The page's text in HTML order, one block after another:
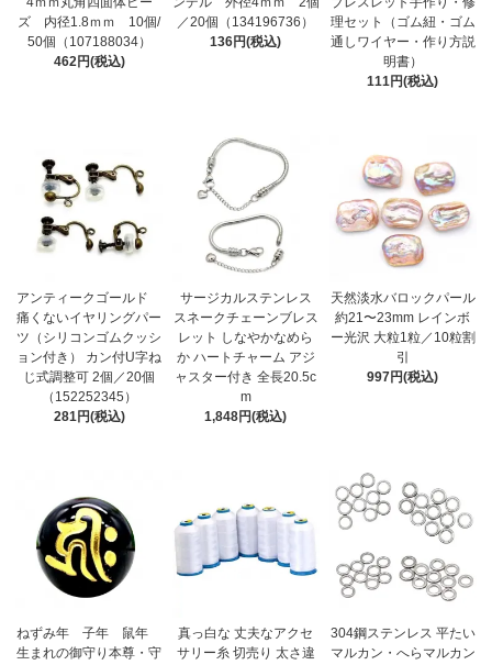
ズ 内径1.8ｍｍ 10個/
50個（107188034）
462円(税込)
／20個（134196736）
136円(税込)
理セット（ゴム紐・ゴム
通しワイヤー・作り方説
明書）
111円(税込)
アンティークゴールド
痛くないイヤリングパー
ツ（シリコンゴムクッシ
ョン付き） カン付U字ね
じ式調整可 2個／20個
（152252345）
281円(税込)
サージカルステンレス
スネークチェーンブレス
レット しなやかなめら
か ハートチャーム アジ
ャスター付き 全長20.5c
m
1,848円(税込)
天然淡水バロックパール
約21〜23mm レインボ
ー光沢 大粒1粒／10粒割
引
997円(税込)
ねずみ年 子年 鼠年
生まれの御守り本尊・守
真っ白な 丈夫なアクセ
サリー糸 切売り 太さ違
304鋼ステンレス 平たい
マルカン・へらマルカン